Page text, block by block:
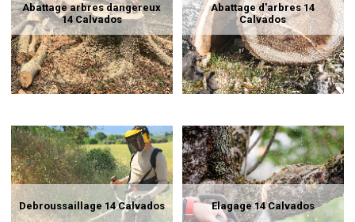
Abattage arbres dangereux
14 Calvados
Abattage d'arbres 14
Calvados
Debroussaillage 14 Calvados Elagage 14 Calvados